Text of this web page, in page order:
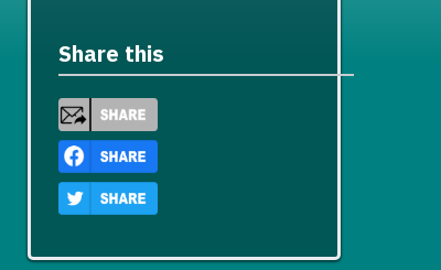
Share this